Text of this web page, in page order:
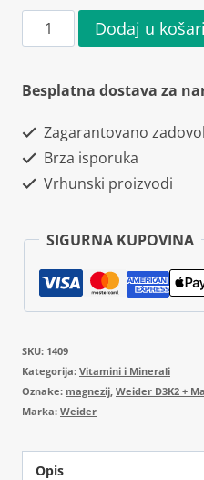
Weider
D3K2
+
120
kapsula
Dodaj u
Besplatna dostava za
Zagarantovano
Brza isporuka
Vrhunski proizvodi
SIGURNA KUPOVINA
SKU: 1409
Kategorija: Vitamini i Minerali
Oznake: magnezij Weider D3K2 +
Marka: Weider
Opis